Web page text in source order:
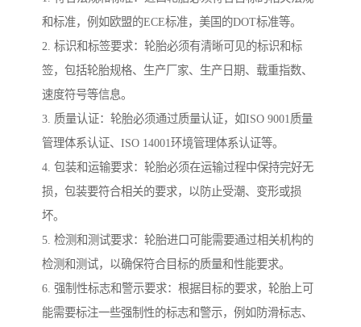
和标准，例如欧盟的ECE标准，美国的DOT标准等。
2. 标识和标签要求：轮胎必须有清晰可见的标识和标
签，包括轮胎规格、生产厂家、生产日期、载重指数、
速度符号等信息。
3. 质量认证：轮胎必须通过质量认证，如ISO 9001质量
管理体系认证、ISO 14001环境管理体系认证等。
4. 包装和运输要求：轮胎必须在运输过程中保持完好无
损，包装要符合相关的要求，以防止受潮、变形或损
坏。
5. 检测和测试要求：轮胎进口可能需要通过相关机构的
检测和测试，以确保符合目标的质量和性能要求。
6. 强制性标志和警示要求：根据目标的要求，轮胎上可
能需要标注一些强制性的标志和警示，例如防滑标志、